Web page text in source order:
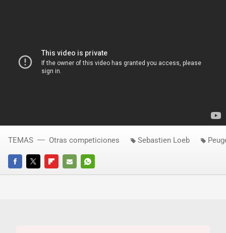
FACEBOOKTWITTERFLIPBOARD
E-
WHATSAPP
TEMAS Otras competiciones Sebastien Loeb